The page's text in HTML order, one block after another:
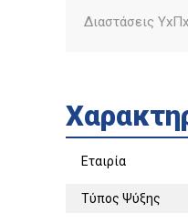
Διαστάσεις
Εταιρία
Τύπος Ψύξης